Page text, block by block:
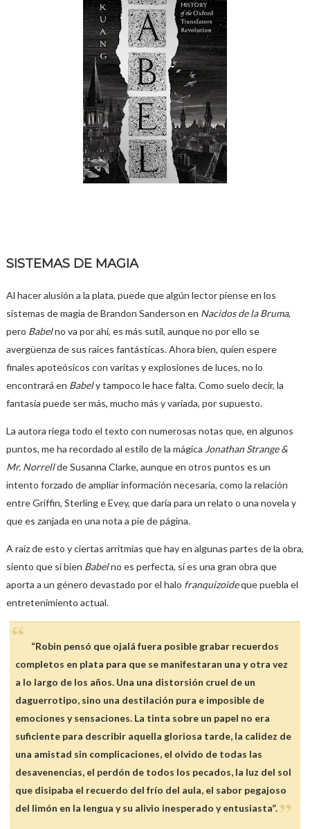
SISTEMAS DE MAGIA
Al hacer alusión a la plata, puede que algún lector piense en los
sistemas de magia de Brandon Sanderson en Nacidos de la Bruma,
pero Babelno va por ahí, es más sutil, aunque no por ello se
avergüenza de sus raíces fantásticas. Ahora bien, quien espere
finales apoteósicos con varitas y explosiones de luces, no lo
encontrará en Babely tampoco le hace falta. Como suelo decir, la
fantasía puede ser más, mucho más y variada, por supuesto.
La autora riega todo el texto con numerosas notas que, en algunos
puntos, me ha recordado al estilo de la mágica Jonathan Strange &
Mr. Norrellde Susanna Clarke, aunque en otros puntos es un
intento forzado de ampliar información necesaria, como la relación
entre Griffin, Sterling e Evey, que daría para un relato o una novela y
que es zanjada en una nota a pie de página.
A raíz de esto y ciertas arritmias que hay en algunas partes de la obra,
siento que si bien Babelno es perfecta, sí es una gran obra que
aporta a un género devastado por el halo franquizoideque puebla el
entretenimiento actual.
“Robin pensó que ojalá fuera posible grabar recuerdos
completos en plata para que se manifestaran una y otra vez
a lo largo de los años. Una una distorsión cruel de un
daguerrotipo, sino una destilación pura e imposible de
emociones y sensaciones. La tinta sobre un papel no era
suficiente para describir aquella gloriosa tarde, la calidez de
una amistad sin complicaciones, el olvido de todas las
desavenencias, el perdón de todos los pecados, la luz del sol
que disipaba el recuerdo del frío del aula, el sabor pegajoso
del limón en la lengua y su alivio inesperado y entusiasta”.